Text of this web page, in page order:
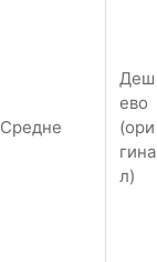
Средне
Деш
ево
(ори
гина
л)